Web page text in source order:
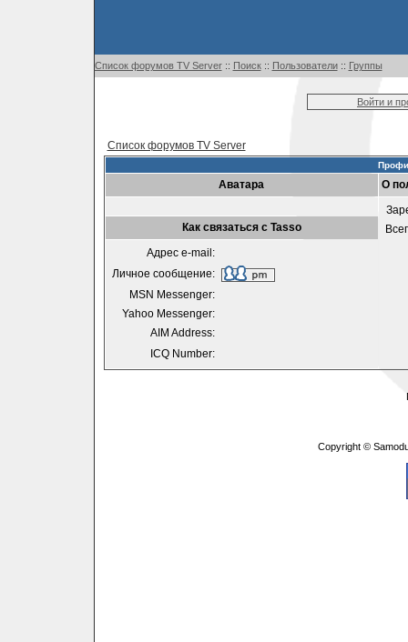
Список форумов TV Server:: Поиск:: Пользователи:: Группы
Войти и
Список форумов TV Server
Аватара
О
Как связаться с Tasso
Адрес e-mail:
Личное сообщение:
MSN Messenger:
Yahoo Messenger:
AIM Address:
ICQ Number:
Copyright ©